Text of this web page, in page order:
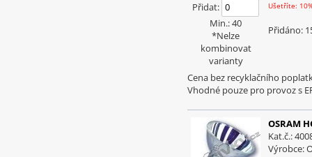
Přidat:
Min.: 40
*Nelze
kombinovat
varianty
Ušetříte:
Přidáno:
Cena bez recyklačního
Vhodné pouze pro provoz s
OSRAM
Kat.č.:
Výrobce: